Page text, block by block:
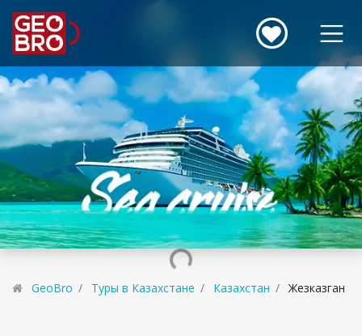
GeoBro Туры в Казахстане Казахстан Жезказган